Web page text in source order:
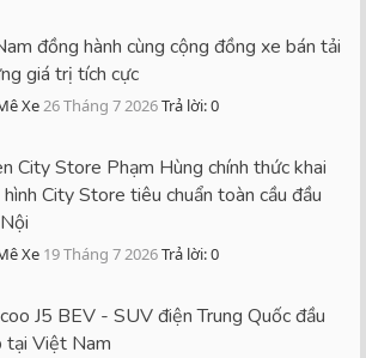
đồng hành cùng cộng đồng xe bán tải
giá trị tích cực
Xe26 Tháng 7 2026Trả lời: 0
City Store Phạm Hùng chính thức khai
City Store tiêu chuẩn toàn cầu đầu
Xe 19 Tháng 7 2026Trả lời: 0
J5 BEV - SUV điện Trung Quốc đầu
tại Việt Nam